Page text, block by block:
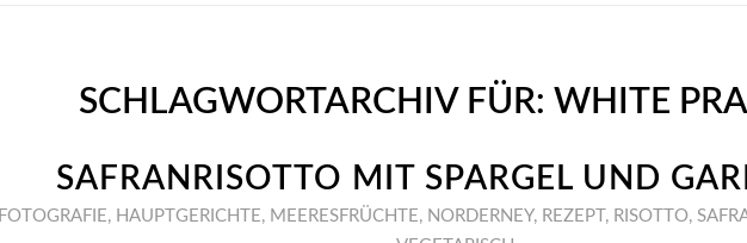
SCHLAGWORTARCHIV FÜR: WHITE
SAFRANRISOTTO MIT SPARGEL UND
FOTOGRAFIE, HAUPTGERICHTE, MEERESFRÜCHTE, NORDERNEY, REZEPT , RISOTTO,